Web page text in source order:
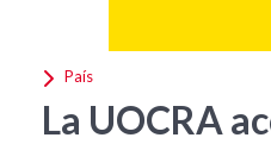
País
La UOCRA